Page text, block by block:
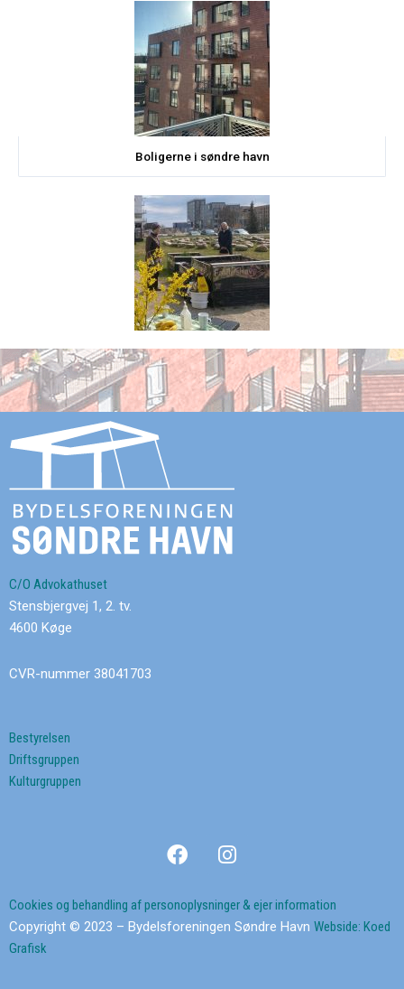
Boligerne i søndre havn
C/O Advokathuset
Stensbjergvej 1, 2. tv.
4600 Køge
CVR-nummer 38041703
Bestyrelsen
Driftsgruppen
Kulturgruppen
F
a
e
b
I
n
t
a
Cookies og behandling af personoplysninger & ejer information
Copyright © 2023 – Bydelsforeningen Søndre Havn Webside: Koed
Grafisk